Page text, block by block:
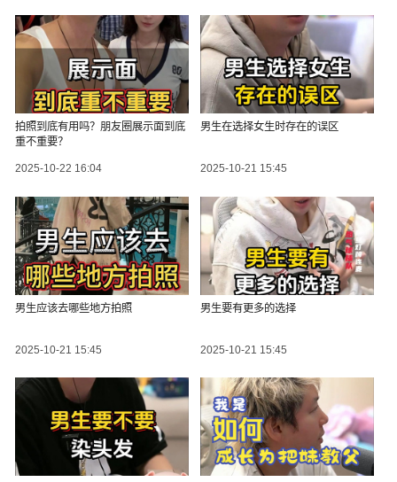
拍照到底有用吗？朋友圈展示面到底
重不重要？
2025-10-22 16:04
男生在选择女生时存在的误区
2025-10-21 15:45
男生应该去哪些地方拍照
2025-10-21 15:45
男生要有更多的选择
2025-10-21 15:45